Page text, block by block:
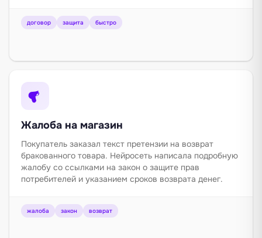
договор защита быстро
Жалоба на магазин
Покупатель заказал текст претензии на возврат
бракованного товара. Нейросеть написала подробную
жалобу со ссылками на закон о защите прав
потребителей и указанием сроков возврата денег.
жалоба закон возврат